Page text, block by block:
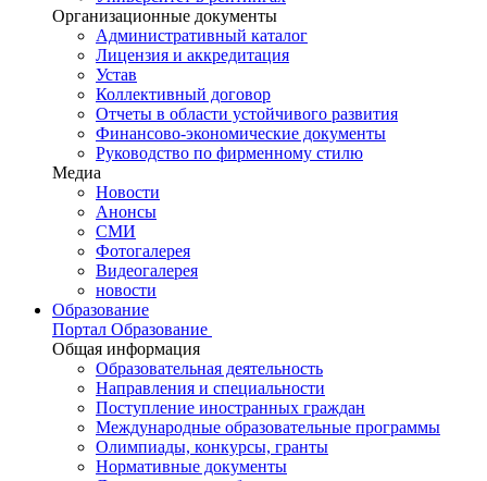
Организационные документы
Административный каталог
Лицензия и аккредитация
Устав
Коллективный договор
Отчеты в области устойчивого развития
Финансово-экономические документы
Руководство по фирменному стилю
Медиа
Новости
Анонсы
СМИ
Фотогалерея
Видеогалерея
новости
Образование
Портал Образование
Общая информация
Образовательная деятельность
Направления и специальности
Поступление иностранных граждан
Международные образовательные программы
Олимпиады, конкурсы, гранты
Нормативные документы